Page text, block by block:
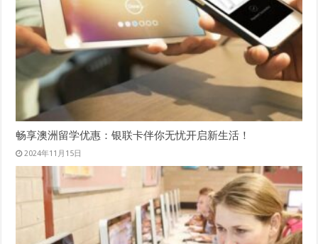
畅享澳洲留学优惠：银联卡伴你无忧开启新生活！
2024年11月15日